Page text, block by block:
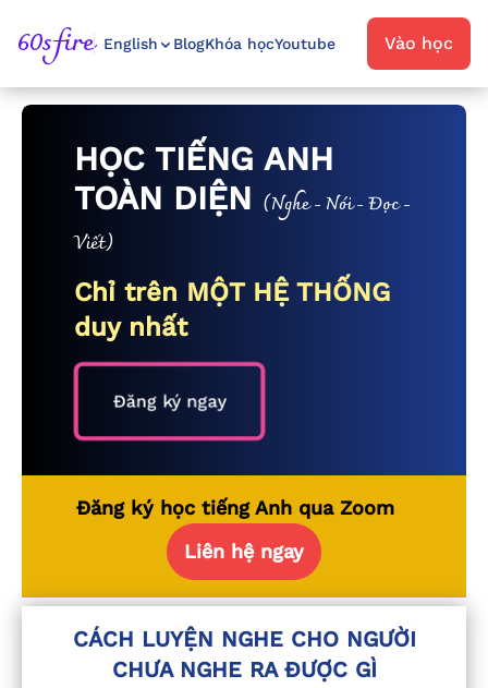
60sfire English BlogKhóa họcYoutube Vào học
HỌC TIẾNG ANH
TOÀN DIỆN (Nghe - Nói - Đọc -
Viết)
Chỉ trên MỘT HỆ THỐNG
duy nhất
Đăng ký ngay
Đăng ký học tiếng Anh qua Zoom
Liên hệ ngay
CÁCH LUYỆN NGHE CHO NGƯỜI
CHƯA NGHE RA ĐƯỢC GÌ